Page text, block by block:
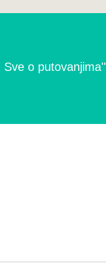
o putovanjima''